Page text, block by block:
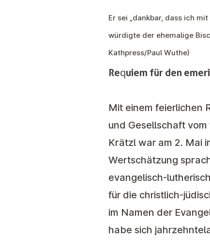
Er sei „dankbar, dass ich
würdigte der ehemalige
Kathpress/Paul Wuthe)
Requiem für den
Mit einem feierlichen
und Gesellschaft
Krätzl war am 2. Mai
Wertschätzung
evangelisch-
für die christlich-
im Namen der
habe sich